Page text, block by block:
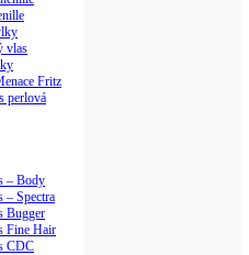
vlas
Fritz
perlová
– Body
– Spectra
Bugger
Fine Hair
CDC